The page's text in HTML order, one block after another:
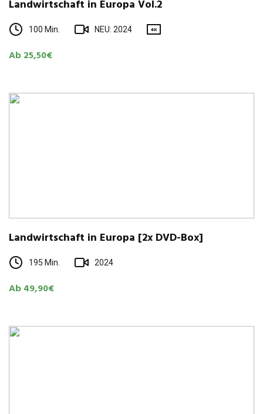
Land­wirt­schaft in Europa Vol.2
100 Min. NEU: 2024 4K
Ab 25,50€
Land­wirt­schaft in Europa [2x DVD-Box]
195 Min. 2024
Ab 49,90€